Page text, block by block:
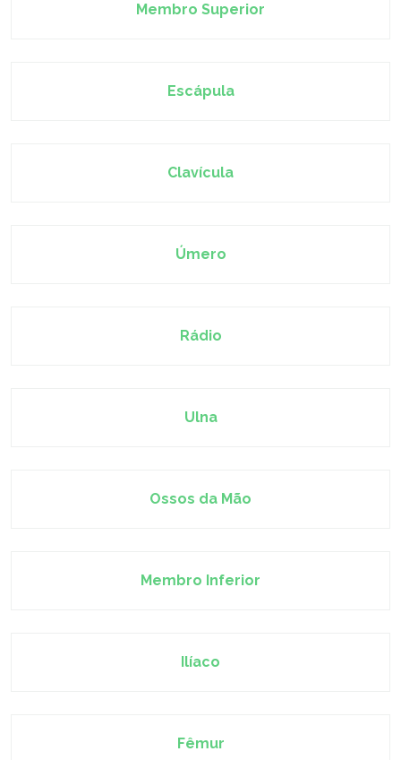
Membro Superior
Escápula
Clavícula
Úmero
Rádio
Ulna
Ossos da Mão
Membro Inferior
Ilíaco
Fêmur